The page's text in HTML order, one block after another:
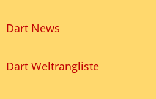
Dart News
Dart Weltrangliste